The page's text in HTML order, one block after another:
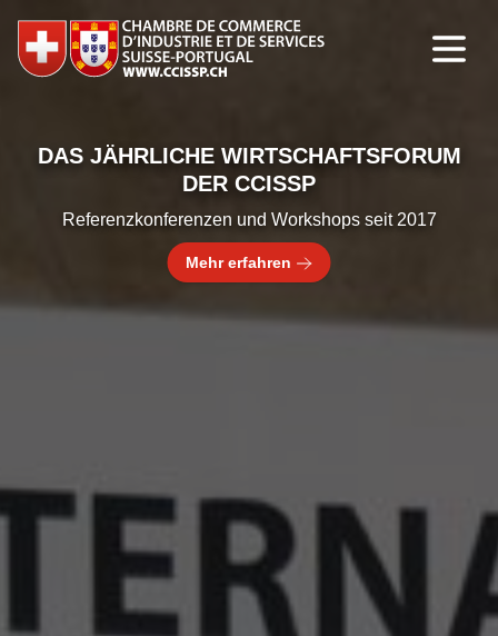
DAS JÄHRLICHE WIRTSCHAFTSFORUM
DER CCISSP
Referenzkonferenzen und Workshops seit 2017
Mehr erfahren